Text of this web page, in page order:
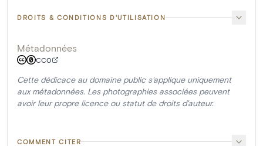
DROITS & CONDITIONS D'UTILISATION
Métadonnées
CC0
Cette dédicace au domaine public s'applique uniquement
aux métadonnées. Les photographies associées peuvent
avoir leur propre licence ou statut de droits d'auteur.
COMMENT CITER